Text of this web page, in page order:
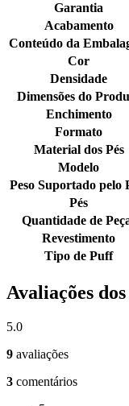
Garantia
Acabamento
Conteúdo da
Cor
Densidade
Dimensões do
Enchimento
Formato
Material dos Pés
Modelo
Peso Suportado pelo
Pés
Quantidade de
Revestimento
Tipo de Puff
Avaliações
5.0
9 avaliações
3 comentários